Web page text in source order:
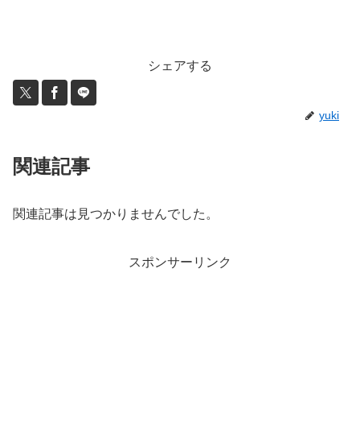
シェアする
yuki
関連記事
関連記事は見つかりませんでした。
スポンサーリンク